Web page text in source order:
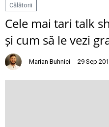
Călătorii
Cele mai tari talk
și cum să le vezi
Marian Buhnici 29 Sep